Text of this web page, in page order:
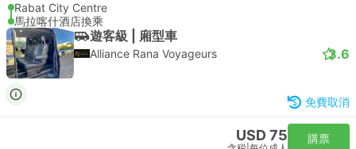
Rabat City Centre
馬拉喀什酒店換乘
遊客級 | 廂型車
Alliance Rana Voyageurs 3.6
免費取消
USD 75 購票